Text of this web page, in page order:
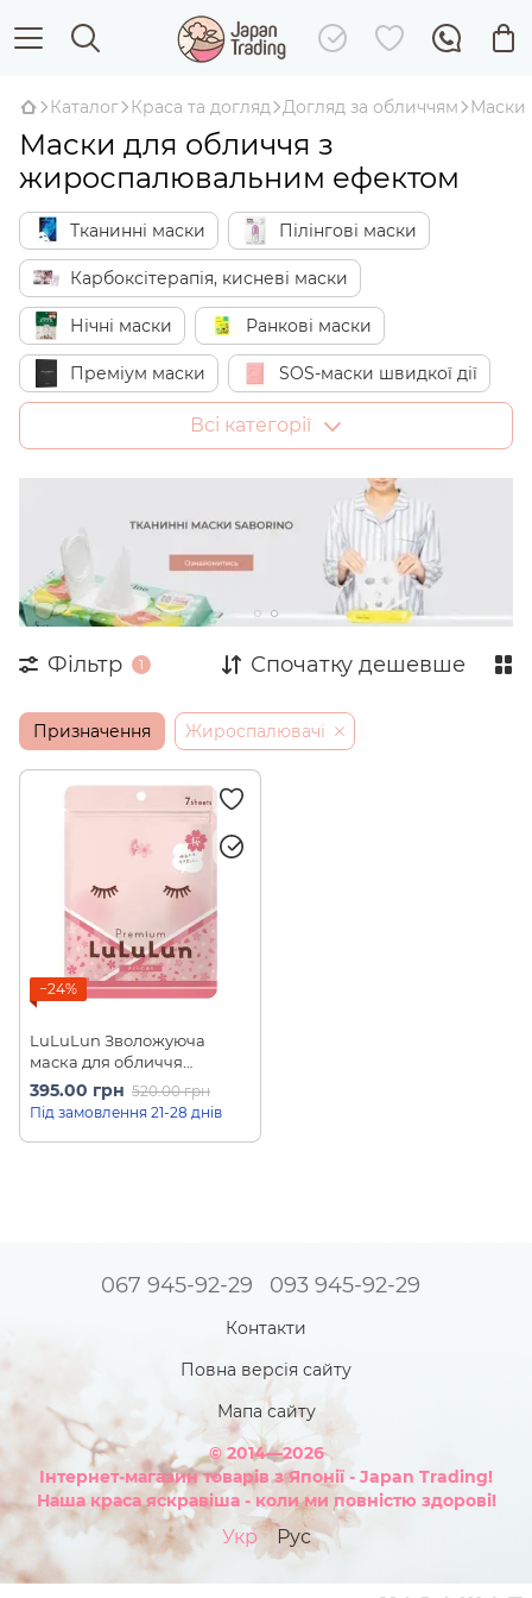
Каталог Краса та догляд Догляд за обличчям Маски
Маски для обличчя з
жироспалювальним ефектом
Тканинні маски Пілінгові маски
Карбоксітерапія, кисневі маски
Нічні маски Ранкові маски
Преміум маски SOS-маски швидкої дії
Відбілюючі маски Зволожуючі маски
Маски проти акне Маски від пігментації
Заспокійливі маски
Всі категорії
Фільтр 1 Спочатку дешевше
Призначення Жироспалювачі
−24%
LuLuLun Зволожуюча
маска для обличчя
преміум з сакурою
Premium Sakura Face
Masks (7 шт)
395.00 грн 520.00 грн
Під замовлення 21-28 днів
067 945-92-29 093 945-92-29
Контакти
Повна версія сайту
Мапа сайту
© 2014—2026
Інтернет-магазин товарів з Японії - Japan Trading!
Наша краса яскравіша - коли ми повністю здорові!
Укр Рус